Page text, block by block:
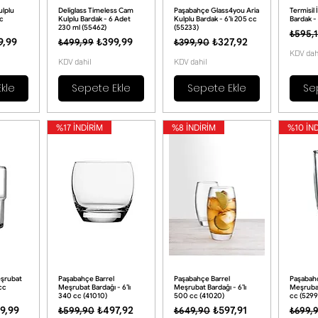
Fiyat
Deliglass Timeless Cam
Kulplu Bardak - 6 Adet
230 ml (55462)
Normal Fiyat
₺499,99 İndirimli Fiyat
₺399,99
KDV dahil
Sepete Ekle
Paşabahçe Glass4you Aria
Kulplu Bardak - 6’lı 205 cc
(55233)
Normal Fiyat
₺399,90 İndirimli Fiyat
₺327,92
KDV dahil
Sepete Ekle
Termisil
Bardak
KDV
Fiyat
%17 İNDİRİM
Paşabahçe Barrel
Meşrubat Bardağı - 6’lı
340 cc (41010)
Normal Fiyat
₺599,90 İndirimli Fiyat
₺497,92
%8 İNDİRİM
Paşabahçe Barrel
Meşrubat Bardağı - 6’lı
500 cc (41020)
Normal Fiyat
₺649,90 İndirimli Fiyat
₺597,91
%10
cc